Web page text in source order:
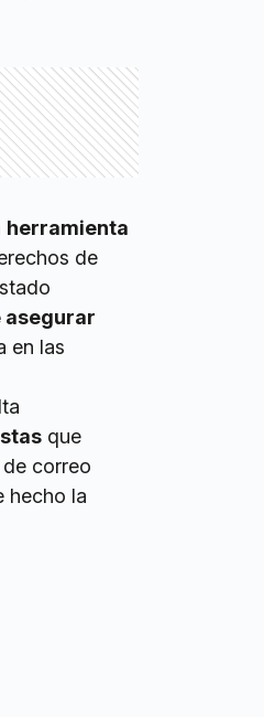
herramienta
de
asegurar
en las
que
correo
hecho la